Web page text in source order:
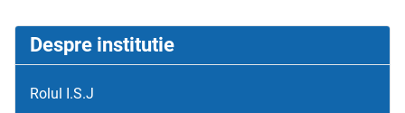
Despre institutie
Rolul I.S.J